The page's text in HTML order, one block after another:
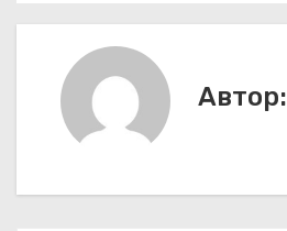
в
ц
Автор: